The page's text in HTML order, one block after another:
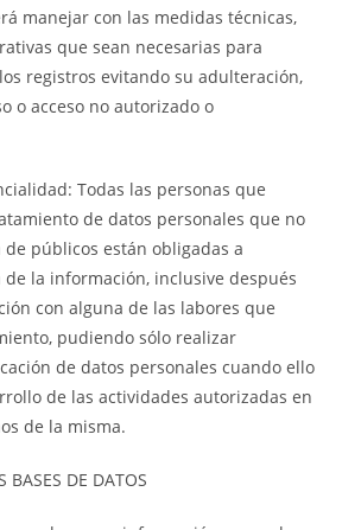
manejar con las medidas técnicas,
que sean necesarias para
registros evitando su adulteración,
o acceso no autorizado o
Todas las personas que
de datos personales que no
públicos están obligadas a
la información, inclusive después
con alguna de las labores que
pudiendo sólo realizar
de datos personales cuando ello
de las actividades autorizadas en
de la misma.
BASES DE DATOS